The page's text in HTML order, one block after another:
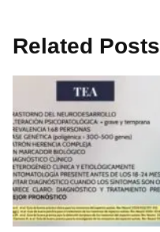
Related Posts